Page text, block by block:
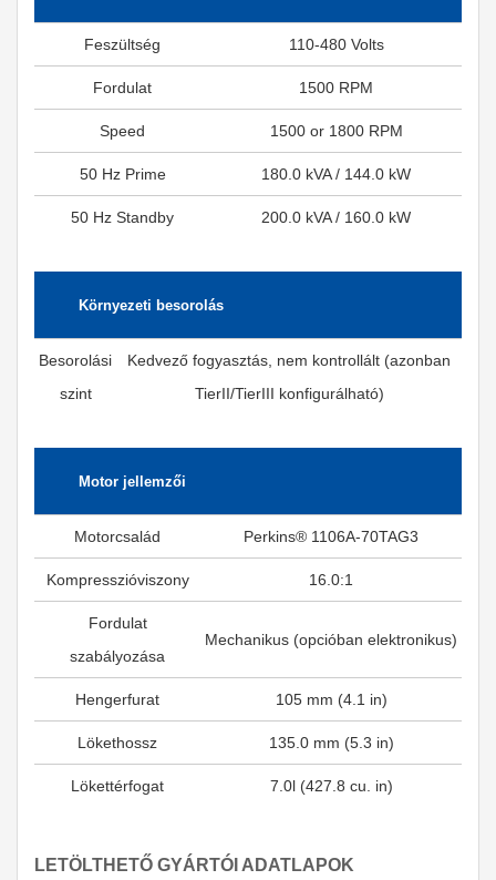
Feszültség 110-480 Volts
Fordulat 1500 RPM
Speed 1500 or 1800 RPM
50 Hz Prime 180.0 kVA / 144.0 kW
50 Hz Standby 200.0 kVA / 160.0 kW
Környezeti besorolás
Besorolási
szint
Kedvező fogyasztás, nem kontrollált (azonban
TierII/TierIII konfigurálható)
Motor jellemzői
Motorcsalád Perkins® 1106A-70TAG3
Kompresszióviszony 16.0:1
Fordulat
szabályozása
Mechanikus (opcióban elektronikus)
Hengerfurat 105 mm (4.1 in)
Lökethossz 135.0 mm (5.3 in)
Lökettérfogat 7.0l (427.8 cu. in)
LETÖLTHETŐ GYÁRTÓI ADATLAPOK